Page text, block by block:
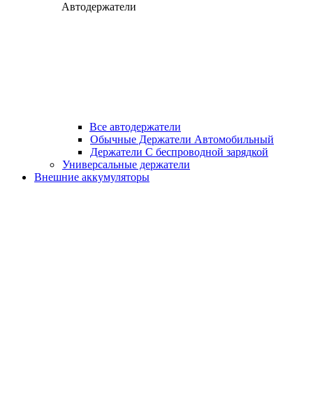
Автодержатели
Все автодержатели
Обычные Держатели Автомобильный
Держатели С беспроводной зарядкой
Универсальные держатели
Внешние аккумуляторы